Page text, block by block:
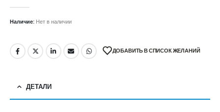
Наличие: Нет в наличии
ДОБАВИТЬ В СПИСОК ЖЕЛАНИЙ
ДЕТАЛИ